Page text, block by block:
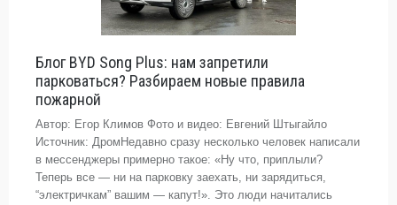
Блог BYD Song Plus: нам запретили
парковаться? Разбираем новые правила
пожарной
Автор: Егор Климов Фото и видео: Евгений Штыгайло
Источник: ДромНедавно сразу несколько человек написали
в мессенджеры примерно такое: «Ну что, приплыли?
Теперь все — ни на парковку заехать, ни зарядиться,
“электричкам” вашим — капут!». Это люди начитались